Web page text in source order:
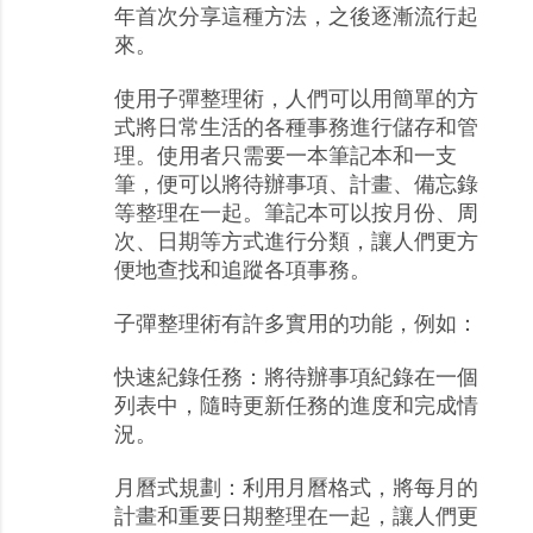
年首次分享這種方法，之後逐漸流行起
來。
使用子彈整理術，人們可以用簡單的方
式將日常生活的各種事務進行儲存和管
理。使用者只需要一本筆記本和一支
筆，便可以將待辦事項、計畫、備忘錄
等整理在一起。筆記本可以按月份、周
次、日期等方式進行分類，讓人們更方
便地查找和追蹤各項事務。
子彈整理術有許多實用的功能，例如：
快速紀錄任務：將待辦事項紀錄在一個
列表中，隨時更新任務的進度和完成情
況。
月曆式規劃：利用月曆格式，將每月的
計畫和重要日期整理在一起，讓人們更